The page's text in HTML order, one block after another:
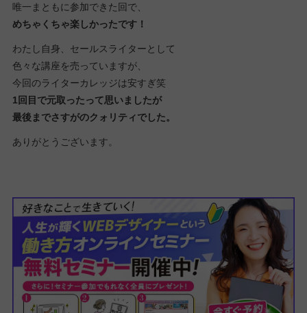
唯一まともに参加できた回で、
めちゃくちゃ楽しかったです！
わたし自身、セールスライターとして
色々な講座を売っていますが、
今回のライターカレッジは安すぎ笑
1回目で元取ったって思いましたが
最後までさすがのクォリティでした。
ありがとうございます。